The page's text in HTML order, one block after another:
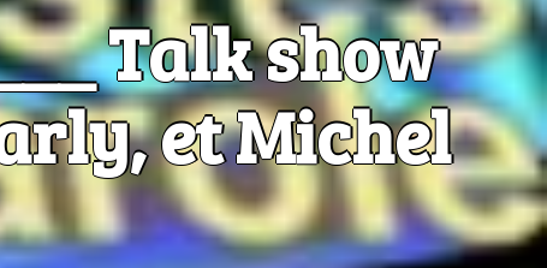
Talk show
et Michel